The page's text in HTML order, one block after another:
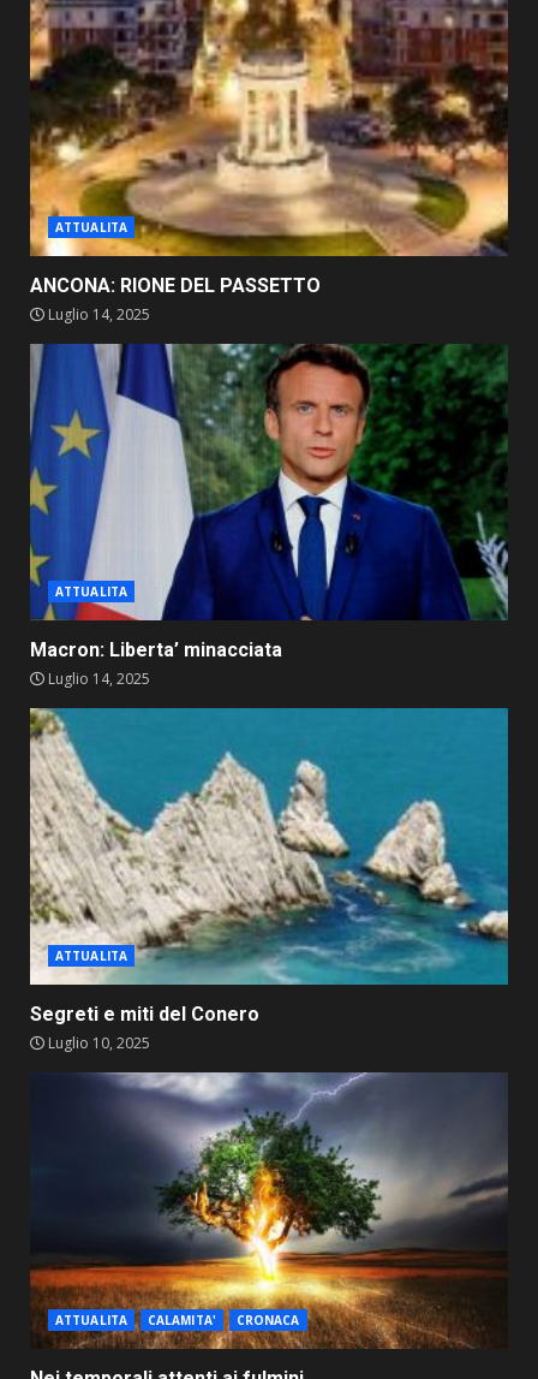
ATTUALITA
ANCONA: RIONE DEL PASSETTO
Luglio 14, 2025
ATTUALITA
Macron: Liberta’ minacciata
Luglio 14, 2025
ATTUALITA
Segreti e miti del Conero
Luglio 10, 2025
ATTUALITA CALAMITA' CRONACA